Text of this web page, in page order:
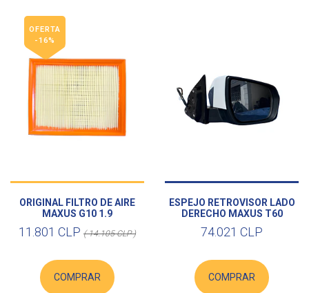
OFERTA
-16%
ORIGINAL FILTRO DE AIRE
MAXUS G10 1.9
11.801 CLP ( 14.105 CLP )
COMPRAR
ESPEJO RETROVISOR LADO
DERECHO MAXUS T60
74.021 CLP
COMPRAR